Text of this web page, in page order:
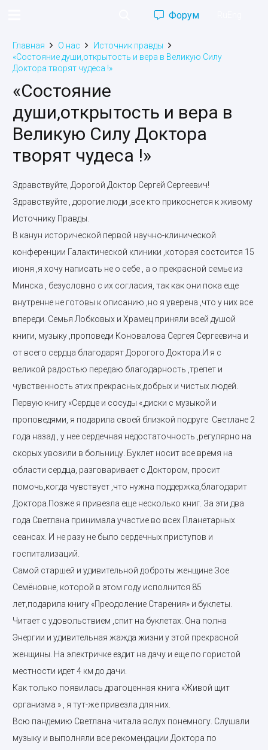
Форум
Главная О нас
Источник правды
«Состояние души,открытость и вера в Великую Силу
Доктора творят чудеса !»
«Состояние
души,открытость и вера в
Великую Силу Доктора
творят чудеса !»
Здравствуйте, Дорогой Доктор Сергей Сергеевич!
Здравствуйте , дорогие люди ,все кто прикоснется к живому
Источнику Правды.
В канун исторической первой научно-клинической
конференции Галактической клиники ,которая состоится 15
июня ,я хочу написать не о себе , а о прекрасной семье из
Минска , безусловно с их согласия, так как они пока еще
внутренне не готовы к описанию ,но я уверена ,что у них все
впереди. Семья Лобковых и Храмец приняли всей душой
книги, музыку ,проповеди Коновалова Сергея Сергеевича и
от всего сердца благодарят Дорогого Доктора.И я с
великой радостью передаю благодарность ,трепет и
чувственность этих прекрасных,добрых и чистых людей.
Первую книгу «Сердце и сосуды «,диски с музыкой и
проповедями, я подарила своей близкой подруге Светлане 2
года назад , у нее сердечная недостаточность ,регулярно на
скорых увозили в больницу. Буклет носит все время на
области сердца, разговаривает с Доктором, просит
помочь,когда чувствует ,что нужна поддержка,благодарит
Доктора.Позже я привезла еще несколько книг. За эти два
года Светлана принимала участие во всех Планетарных
сеансах. И не разу не было сердечных приступов и
госпитализаций.
Самой старшей и удивительной доброты женщине Зое
Семёновне, которой в этом году исполнится 85
лет,подарила книгу «Преодоление Старения» и буклеты.
Читает с удовольствием ,спит на буклетах. Она полна
Энергии и удивительная жажда жизни у этой прекрасной
женщины. На электричке ездит на дачу и еще по гористой
местности идет 4 км до дачи.
Как только появилась драгоценная книга «Живой щит
организма » , я тут-же привезла для них.
Всю пандемию Светлана читала вслух понемногу. Слушали
музыку и выполняли все рекомендации Доктора по